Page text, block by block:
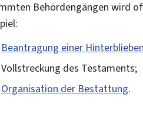
Behördengängen wird
Beantragung einer
des Testaments;
Organisation der Bestattung.